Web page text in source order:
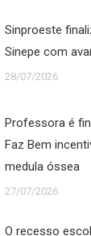
Sinproeste
Sinepe com
28/07/2026
Professora é
Faz Bem
medula óssea
27/07/2026
O recesso